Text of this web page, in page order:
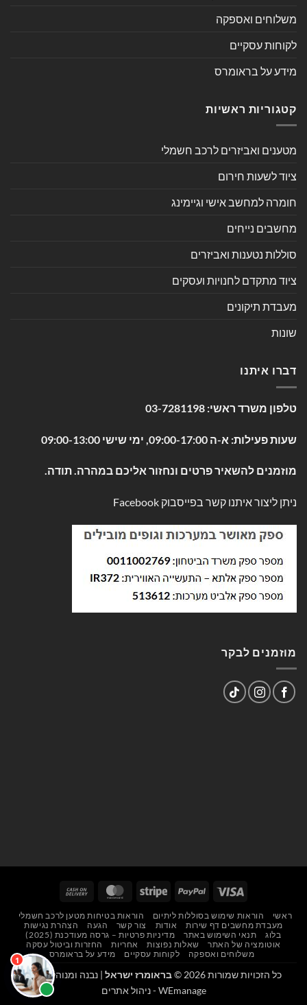
משלוחים ואספקה
לקוחות עסקיים
מידע על בראומרס
קטגוריות ראשיות
מטענים ואביזרים לרכב חשמלי
ציוד לשעות חירום
חומרה למחשב אישי וגיימינג
מחשבים נייחים
סוללות נטענות ואביזרים
ציוד מתקדם לחנויות ועסקים
מעבדת תיקונים
שונות
דברו איתנו
טלפון משרד ראשי: 03-7281198
שעות פעילות: א-ה 09:00-17:00, ימי שישי 09:00-13:00
מוזמנים להשאיר פרטים ונחזור אליכם במהרה. תודה.
ניתן ליצור איתנו קשר בפייסבוק Facebook
מוזמנים לבקר
Visa
PayPal
Stripe
MasterCard
Delivery
ראשי הוראות שימוש בסוללות ליתיום
הוראות בטיחות מטען לרכב חשמלי
מעבדת מחשבים דף שירות
אודות צור קשר הגעה
הצהרת נגישות
בלוג
תנאי השימוש באתר
מדיניות פרטיות – גרסה מעודכנת (2025)
אוטומציה של האתר
שאלות נפוצות אחריות
החזרות וביטול עסקה
משלוחים ואספקה
לקוחות עסקיים מידע על בראומרס
כל הזכויות שמורות 2026 © בראומרז ישראל | נבנה ומנוהל על ידי
WEmanage - ניהול אתרים